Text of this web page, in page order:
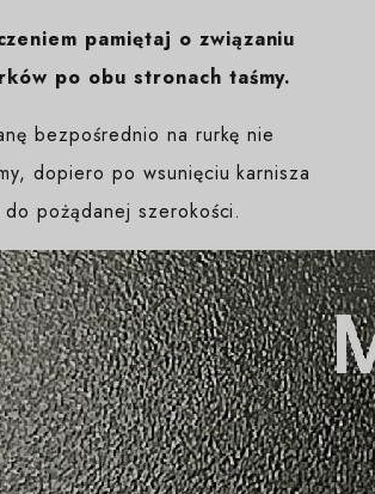
pamiętaj o związaniu
po obu stronach taśmy.
bezpośrednio na rurkę nie
dopiero po wsunięciu karnisza
do pożądanej szerokości.